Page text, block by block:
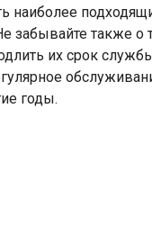
наиболее
забывайте также о
их срок
годы.